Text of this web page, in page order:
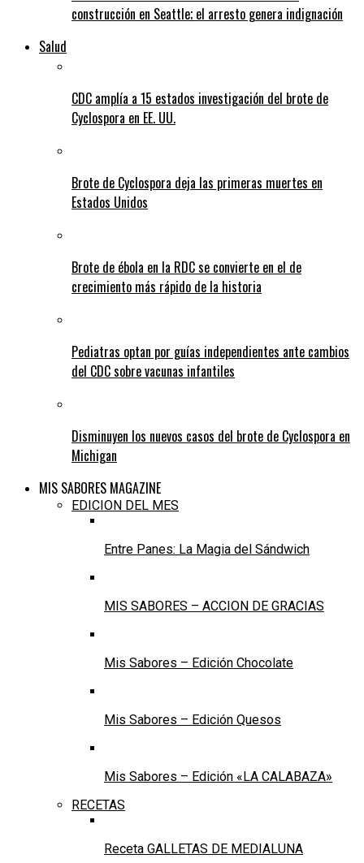
construcción en Seattle; el arresto genera indignación
Salud
CDC amplía a 15 estados investigación del brote de
Cyclospora en EE. UU.
Brote de Cyclospora deja las primeras muertes en
Estados Unidos
Brote de ébola en la RDC se convierte en el de
crecimiento más rápido de la historia
Pediatras optan por guías independientes ante cambios
del CDC sobre vacunas infantiles
Disminuyen los nuevos casos del brote de Cyclospora en
Michigan
MIS SABORES MAGAZINE
EDICION DEL MES
Entre Panes: La Magia del Sándwich
MIS SABORES – ACCION DE GRACIAS
Mis Sabores – Edición Chocolate
Mis Sabores – Edición Quesos
Mis Sabores – Edición «LA CALABAZA»
RECETAS
Receta GALLETAS DE MEDIALUNA